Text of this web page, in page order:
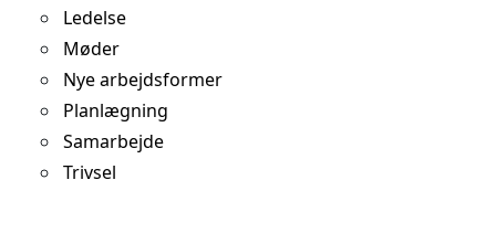
Ledelse
Møder
Nye arbejdsformer
Planlægning
Samarbejde
Trivsel